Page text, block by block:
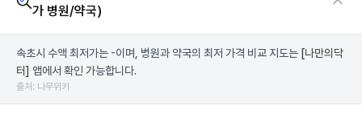
가 병원/약국)
속초시 수액 최저가는 -이며, 병원과 약국의 최저 가격 비교 지도는 [나만의닥
터] 앱에서 확인 가능합니다.
출처: 나무위키